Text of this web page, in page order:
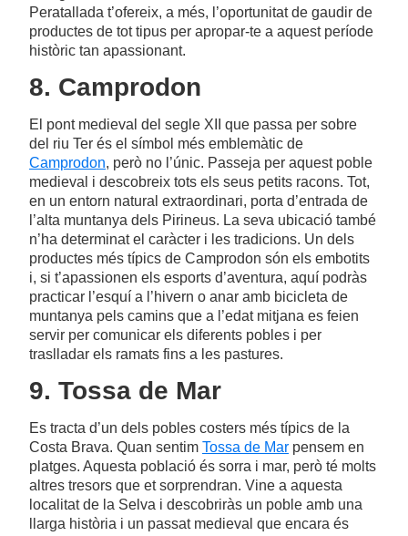
Peratallada t’ofereix, a més, l’oportunitat de gaudir de
productes de tot tipus per apropar-te a aquest període
històric tan apassionant.
8. Camprodon
El pont medieval del segle XII que passa per sobre
del riu Ter és el símbol més emblemàtic de
Camprodon, però no l’únic. Passeja per aquest poble
medieval i descobreix tots els seus petits racons. Tot,
en un entorn natural extraordinari, porta d’entrada de
l’alta muntanya dels Pirineus. La seva ubicació també
n’ha determinat el caràcter i les tradicions. Un dels
productes més típics de Camprodon són els embotits
i, si t’apassionen els esports d’aventura, aquí podràs
practicar l’esquí a l’hivern o anar amb bicicleta de
muntanya pels camins que a l’edat mitjana es feien
servir per comunicar els diferents pobles i per
traslladar els ramats fins a les pastures.
9. Tossa de Mar
Es tracta d’un dels pobles costers més típics de la
Costa Brava. Quan sentim Tossa de Mar pensem en
platges. Aquesta població és sorra i mar, però té molts
altres tresors que et sorprendran. Vine a aquesta
localitat de la Selva i descobriràs un poble amb una
llarga història i un passat medieval que encara és